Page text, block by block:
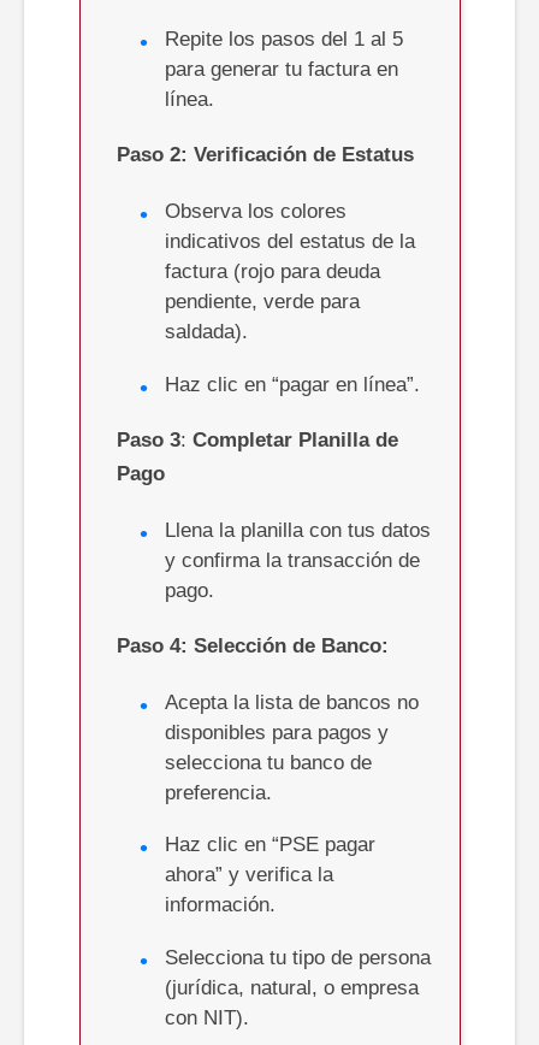
Repite los pasos del 1 al 5
para generar tu factura en
línea.
Paso 2: Verificación de Estatus
Observa los colores
indicativos del estatus de la
factura (rojo para deuda
pendiente, verde para
saldada).
Haz clic en “pagar en línea”.
Paso 3: Completar Planilla de
Pago
Llena la planilla con tus datos
y confirma la transacción de
pago.
Paso 4: Selección de Banco:
Acepta la lista de bancos no
disponibles para pagos y
selecciona tu banco de
preferencia.
Haz clic en “PSE pagar
ahora” y verifica la
información.
Selecciona tu tipo de persona
(jurídica, natural, o empresa
con NIT).